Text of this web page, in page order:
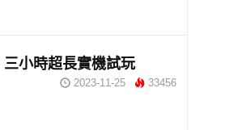
小時超長實機試玩
2023-11-25 33456